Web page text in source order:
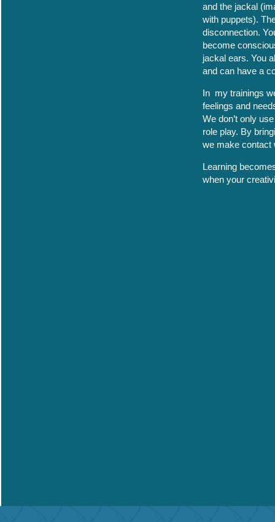
and the jackal
with puppets).
disconnection.
become
jackal ears. You
and can have a
In my trainings
feelings and
We don’t only
role play. By
we make contact
Learning
when your